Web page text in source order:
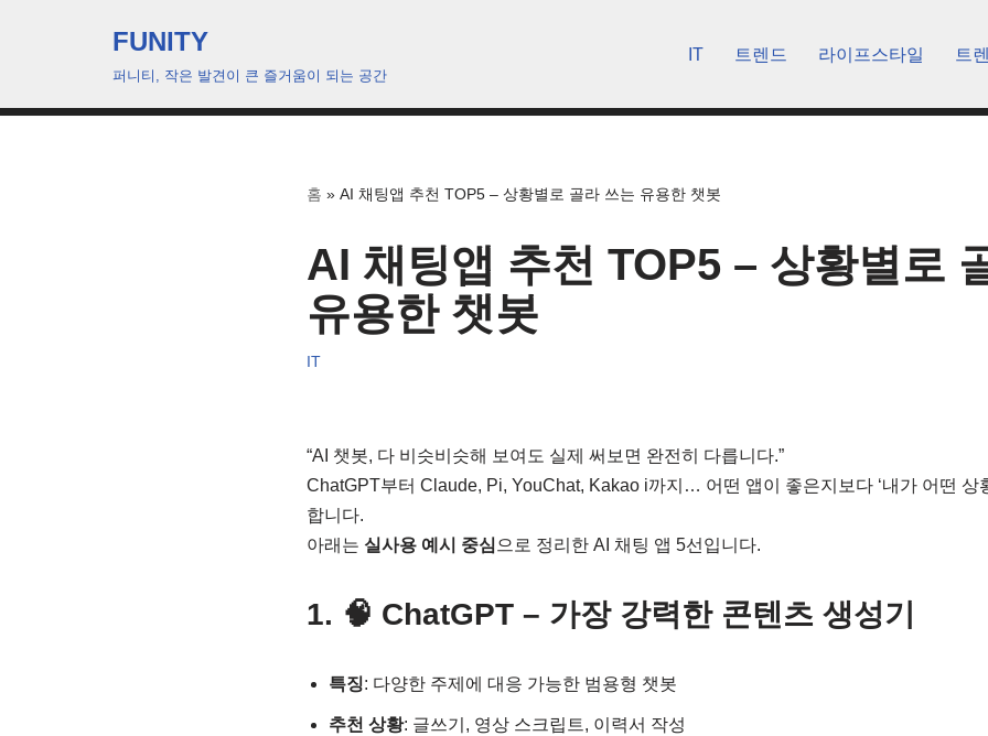
츠
FUNITY
퍼니티, 작은 발견이 큰 즐거움이 되는 공간
IT 트렌드 라이프스타일 트
홈 » AI 채팅앱 추천 TOP5 – 상황별로 골라 쓰는 유용한 챗봇
AI 채팅앱 추천 TOP5 – 상황별로
유용한 챗봇
IT
“AI 챗봇, 다 비슷비슷해 보여도 실제 써보면 완전히 다릅니다.”
ChatGPT부터 Claude, Pi, YouChat, Kakao i까지… 어떤 앱이 좋은지보다 ‘내가 어떤 상
합니다.
아래는 실사용 예시 중심 으로 정리한 AI 채팅 앱 5선입니다.
1. 🧠 ChatGPT – 가장 강력한 콘텐츠 생성기
특징: 다양한 주제에 대응 가능한 범용형 챗봇
추천 상황: 글쓰기, 영상 스크립트, 이력서 작성